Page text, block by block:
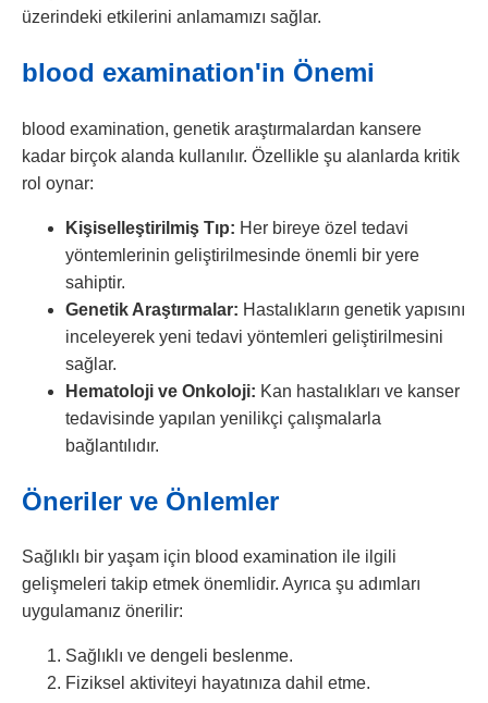
üzerindeki etkilerini anlamamızı sağlar.
blood examination'in Önemi
blood examination, genetik araştırmalardan kansere
kadar birçok alanda kullanılır. Özellikle şu alanlarda kritik
rol oynar:
Kişiselleştirilmiş Tıp: Her bireye özel tedavi
yöntemlerinin geliştirilmesinde önemli bir yere
sahiptir.
Genetik Araştırmalar: Hastalıkların genetik yapısını
inceleyerek yeni tedavi yöntemleri geliştirilmesini
sağlar.
Hematoloji ve Onkoloji: Kan hastalıkları ve kanser
tedavisinde yapılan yenilikçi çalışmalarla
bağlantılıdır.
Öneriler ve Önlemler
Sağlıklı bir yaşam için blood examination ile ilgili
gelişmeleri takip etmek önemlidir. Ayrıca şu adımları
uygulamanız önerilir:
Sağlıklı ve dengeli beslenme.
Fiziksel aktiviteyi hayatınıza dahil etme.